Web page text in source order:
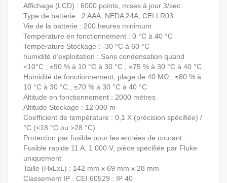
Affichage (LCD) : 6000 points, mises à jour 3/sec
Type de batterie : 2 AAA, NEDA 24A, CEI LR03
Vie de la batterie : 200 heures minimum
Température en fonctionnement : 0 °C à 40 °C
Température Stockage : -30 °C à 60 °C
humidité d’exploitation : Sans condensation quand
<10°C ; ≤90 % à 10 °C à 30 °C ; ≤75 % à 30 °C à 40 °C
Humidité de fonctionnement, plage de 40 MΩ : ≤80 % à
10 °C à 30 °C ; ≤70 % à 30 °C à 40 °C
Altitude en fonctionnement : 2000 mètres
Altitude Stockage : 12 000 m
Coefficient de température : 0,1 X (précision spécifiée) /
°C (<18 °C ou >28 °C)
Protection par fusible pour les entrées de courant :
Fusible rapide 11 A, 1 000 V, pièce spécifiée par Fluke
uniquement
Taille (HxLxL) : 142 mm x 69 mm x 28 mm
Classement IP : CEI 60529 : IP 40